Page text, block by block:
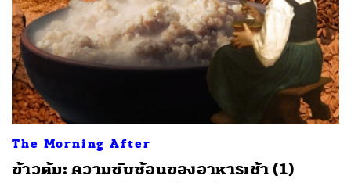
The Morning After
ข้าวต้ม: ความซับซ้อนของอาหารเช้า (1)